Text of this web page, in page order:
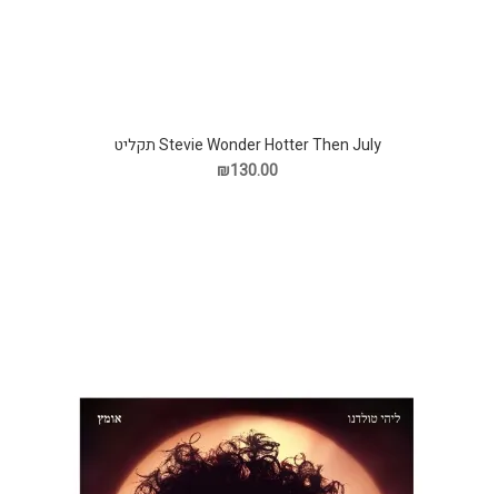
Stevie Wonder Hotter Then July תקליט
₪130.00